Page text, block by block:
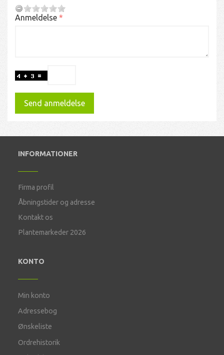
Anmeldelse
Send anmeldelse
INFORMATIONER
Firma profil
Åbningstider og adresse
Kontakt os
Plantemarkeder 2026
KONTO
Min konto
Adressebog
Ønskeliste
Ordrehistorik